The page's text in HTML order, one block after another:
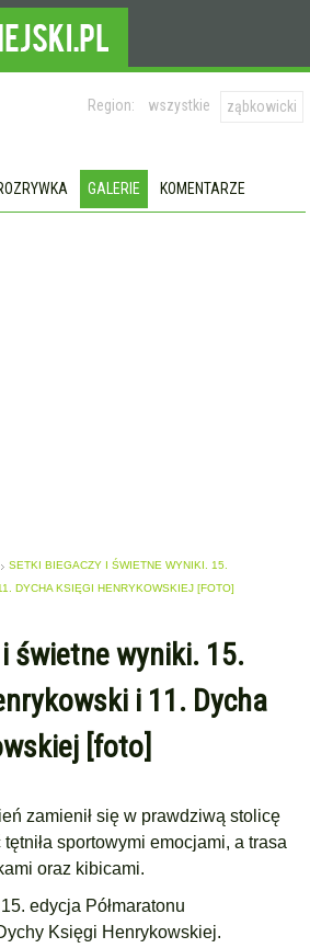
Region: wszystkie ząbkowicki
GALERIE KOMENTARZE
SETKI BIEGACZY I ŚWIETNE WYNIKI. 15.
DYCHA KSIĘGI HENRYKOWSKIEJ [FOTO]
świetne wyniki. 15.
i 11. Dycha
[foto]
zamienił się w prawdziwą stolicę
sportowymi emocjami, a trasa
oraz kibicami.
edycja Półmaratonu
Księgi Henrykowskiej.